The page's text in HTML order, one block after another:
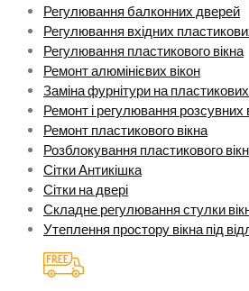
Регулювання балконних дверей
Регулювання вхідних
Регулювання пластикового вікна
Ремонт алюмінієвих вікон
Заміна фурнітури на пластикових
Ремонт і регулювання розсувних
Ремонт пластикового вікна
Розблокування пластикового
Сітки Антикішка
Сітки на двері
Складне регулювання стулки
Утеплення простору вікна під